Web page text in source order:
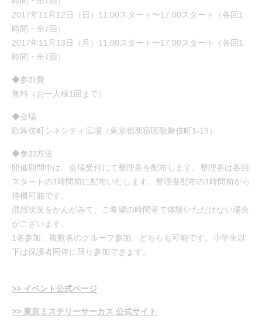
2017年11月12日（日）11:00スタート〜17:00スタート（各回1
時間・全7回）
2017年11月13日（月）11:00スタート〜17:00スタート（各回1
時間・全7回）
◆参加費
無料（お一人様1回まで）
◆会場
歌舞伎町シネシティ広場（東京都新宿区歌舞伎町1-19）
◆参加方法
開催期間中は、会場受付にて整理券を配布します。整理券は各回
スタートの1時間前に配布いたします。整理券配布の1時間前から
待機可能です。
混雑状況をかんがみて、ご希望の時間帯で体験いただけない場合
がございます。
1名参加、複数名のグループ参加、どちらも可能です。小学生以
下は保護者同伴に限り参加できます。
>> イベント公式ページ
>> 東京ミステリーサーカス 公式サイト